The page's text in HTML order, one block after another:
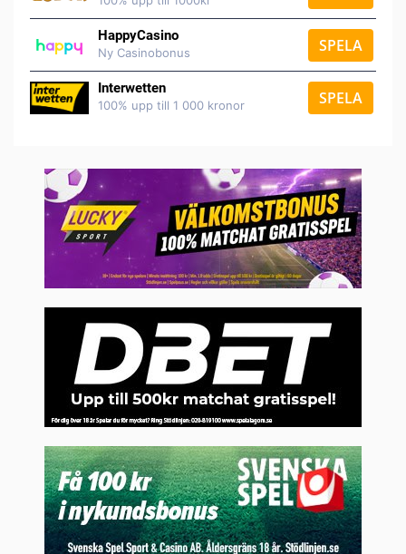
HappyCasino
Ny Casinobonus SPELA
Interwetten
100% upp till 1 000 kronor SPELA